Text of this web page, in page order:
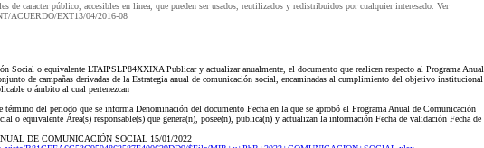
de caracter público, accesibles en linea, que pueden ser usados, reutilizados y redistribuidos por cualquier interesado. Ver
ACUERDO/EXT13/04/2016-08
Social o equivalente LTAIPSLP84XXIXA Publicar y actualizar anualmente, el documento que realicen respecto al Programa Anual
de campañas derivadas de la Estrategia anual de comunicación social, encaminadas al cumplimiento del objetivo institucional
o ámbito al cual pertenezcan
del periodo que se informa Denominación del documento Fecha en la que se aprobó el Programa Anual de Comunicación
o equivalente Área(s) responsable(s) que genera(n), posee(n), publica(n) y actualizan la información Fecha de validación Fecha de
DE COMUNICACIÓN SOCIAL 15/01/2022